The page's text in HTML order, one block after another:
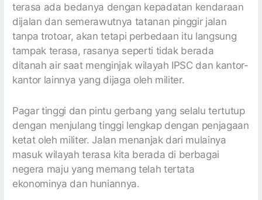
terasa ada bedanya dengan kepadatan kendaraan
dijalan dan semerawutnya tatanan pinggir jalan
tanpa trotoar, akan tetapi perbedaan itu langsung
tampak terasa, rasanya seperti tidak berada
ditanah air saat menginjak wilayah IPSC dan kantor-
kantor lainnya yang dijaga oleh militer.
Pagar tinggi dan pintu gerbang yang selalu tertutup
dengan menjulang tinggi lengkap dengan penjagaan
ketat oleh militer. Jalan menanjak dari mulainya
masuk wilayah terasa kita berada di berbagai
negera maju yang memang telah tertata
ekonominya dan huniannya.